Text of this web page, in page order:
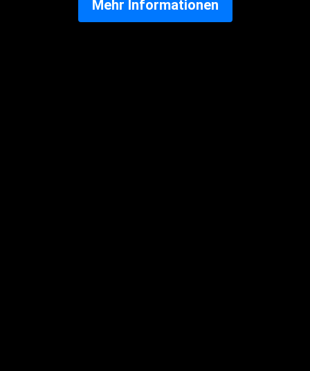
Mehr Informationen